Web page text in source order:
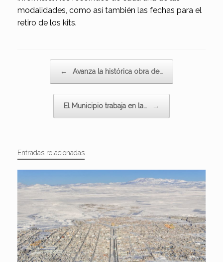
modalidades, como así también las fechas para el
retiro de los kits.
← Avanza la histórica obra de…
El Municipio trabaja en la… →
Entradas relacionadas